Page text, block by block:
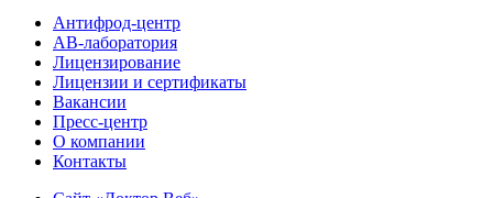
Антифрод-центр
АВ-лаборатория
Лицензирование
Лицензии и сертификаты
Вакансии
Пресс-центр
О компании
Контакты